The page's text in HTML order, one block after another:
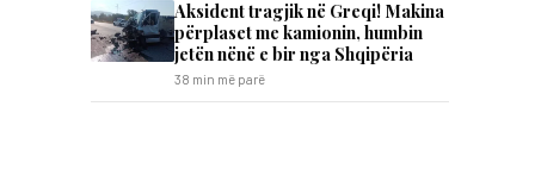
Aksident tragjik në Greqi! Makina
përplaset me kamionin, humbin
jetën nënë e bir nga Shqipëria
38 min më parë